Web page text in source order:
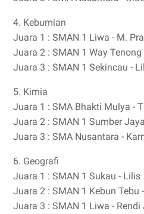
4. Kebumian
Juara 1 : SMAN 1 Liwa - M.
Juara 2 : SMAN 1 Way
Juara 3 : SMAN 1 Sekincau -
5. Kimia
Juara 1 : SMA Bhakti Mulya -
Juara 2 : SMAN 1 Sumber
Juara 3 : SMA Nusantara -
6. Geografi
Juara 1 : SMAN 1 Sukau - Lilis
Juara 2 : SMAN 1 Kebun Tebu
Juara 3 : SMAN 1 Liwa -